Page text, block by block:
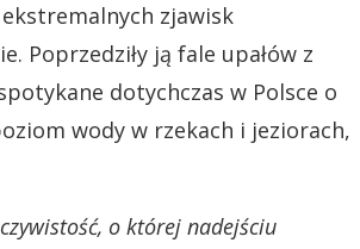
zjawisk
Poprzedziły ją fale upałów z
dotychczas w Polsce o
wody w rzekach i jeziorach,
o której nadejściu